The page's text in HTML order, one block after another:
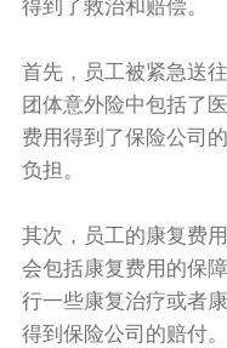
得到了救治和赔偿。
首先，员工被紧急送
团体意外险中包括了
费用得到了保险公司
负担。
其次，员工的康复费
会包括康复费用的保
行一些康复治疗或者
得到保险公司的赔付。